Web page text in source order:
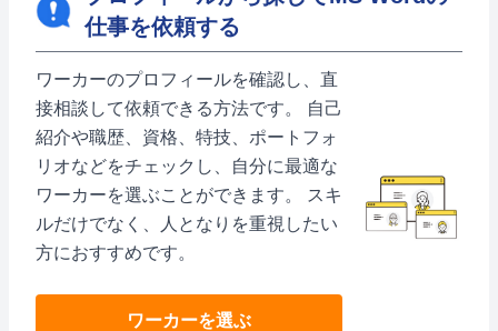
仕事を依頼する
ワーカーのプロフィールを確認し、直
接相談して依頼できる方法です。 自己
紹介や職歴、資格、特技、ポートフォ
リオなどをチェックし、自分に最適な
ワーカーを選ぶことができます。 スキ
ルだけでなく、人となりを重視したい
方におすすめです。
ワーカーを選ぶ